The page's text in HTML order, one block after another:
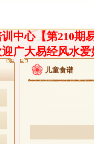
中心【第210期
广大易经风水
儿童食谱